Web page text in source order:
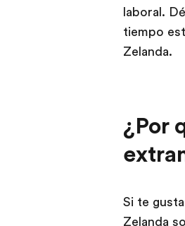
laboral.
tiempo
Zelanda.
¿Por
Si te
Zelanda